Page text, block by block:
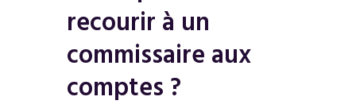
recourir à un
commissaire aux
comptes ?